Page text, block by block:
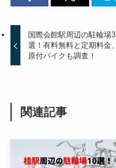
国際会館駅周辺の駐輪場3
選！有料無料と定期料金、
原付バイクも調査！
関連記事